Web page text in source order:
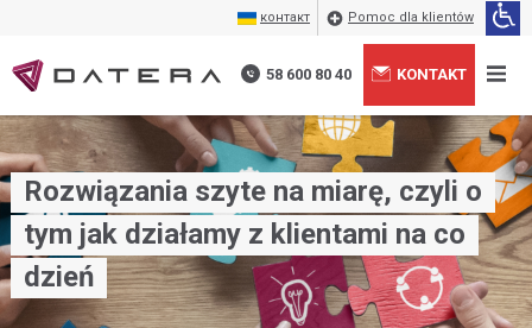
контакт Pomoc dla klientów
58 600 80 40 KONTAKT
Rozwiązania szyte na miarę, czyli o
tym jak działamy z klientami na co
dzień